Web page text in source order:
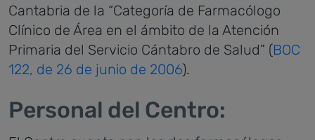
Cantabria de la “Categoría de Farmacólogo
Clínico de Área en el ámbito de la Atención
Primaria del Servicio Cántabro de Salud” (BOC
122, de 26 de junio de 2006).
Personal del Centro: